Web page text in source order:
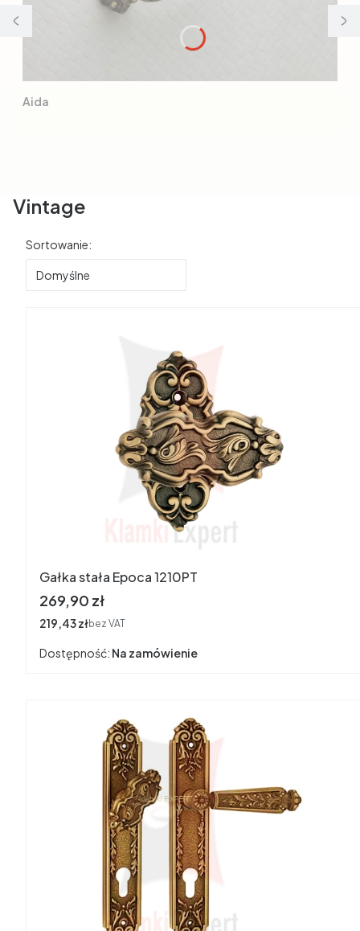
Aida
Vintage
Lista produktów
Sortowanie:
Domyślne
Gałka stała Epoca 1210PT
Cena
269,90 zł
Cena
219,43 złbez VAT
Dostępność: Na zamówienie